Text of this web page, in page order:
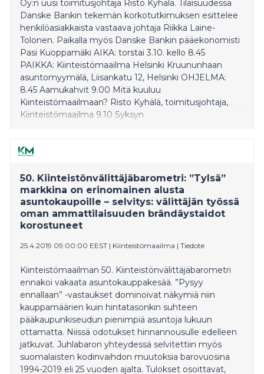
Oy:n uusi toimitusjohtaja Risto Kyhälä. Tilaisuudessa
Danske Bankin tekemän korkotutkimuksen esittelee
henkilöasiakkaista vastaava johtaja Riikka Laine-
Tolonen. Paikalla myös Danske Bankin pääekonomisti
Pasi Kuoppamäki AIKA: torstai 3.10. kello 8.45
PAIKKA: Kiinteistömaailma Helsinki Kruununhaan
asuntomyymälä, Liisankatu 12, Helsinki OHJELMA:
8.45 Aamukahvit 9.00 Mitä kuuluu
Kiinteistömaailmaan? Risto Kyhälä, toimitusjohtaja,
Kiinteistömaailma 9.10 Syksyn
Mitä suomalaiset asuntovelalliset ajattelevat koroista
johtaja, Danske Bank Ilmoittautumiset sähköpostitse
1.10.2019 mennessä:
minerva.heimonen@kiinteistomaailma.fi
50. Kiinteistönvälittäjäbarometri: ”Tylsä”
markkina on erinomainen alusta
asuntokaupoille – selvitys: välittäjän työssä
oman ammattilaisuuden brändäystaidot
korostuneet
25.4.2019 09:00:00 EEST | Kiinteistömaailma | Tiedote
Kiinteistömaailman 50. Kiinteistönvälittäjäbarometri
ennakoi vakaata asuntokauppakesää. ”Pysyy
ennallaan” -vastaukset dominoivat näkymiä niin
kauppamäärien kuin hintatasonkin suhteen
pääkaupunkiseudun pienimpiä asuntoja lukuun
ottamatta. Niissä odotukset hinnannousulle edelleen
jatkuvat. Juhlabaron yhteydessä selvitettiin myös
suomalaisten kodinvaihdon muutoksia barovuosina
1994-2019 eli 25 vuoden ajalta. Tulokset osoittavat,